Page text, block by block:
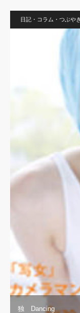
日記・コラム・つぶやき
独 Dancing